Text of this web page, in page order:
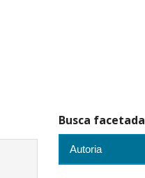
Busca facetada
Autoria